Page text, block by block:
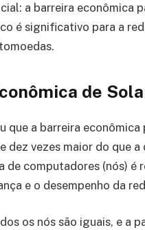
a barreira econômica
é significativo para a
de
que a barreira
dez vezes maior do que
de computadores (nós)
e o desempenho da
os nós são iguais, e a